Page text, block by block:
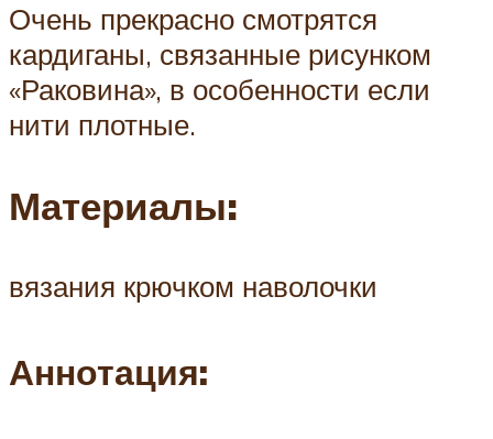
Очень прекрасно смотрятся
кардиганы, связанные рисунком
«Раковина», в особенности если
нити плотные.
Материалы:
вязания крючком наволочки
Аннотация: